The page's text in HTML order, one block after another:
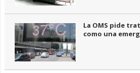
La OMS pide
como una